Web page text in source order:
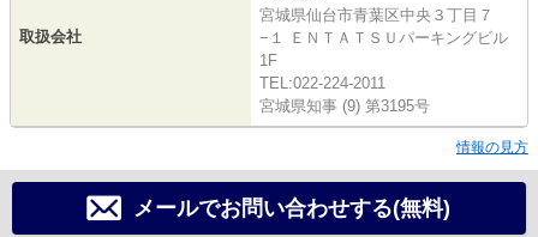
取扱会社
宮城県仙台市青葉区中央３丁目７
−１ ＥＮＴＡＴＳＵパーキングビル
1F
TEL:022-224-2011
宮城県知事 (9) 第3195号
情報の見方
メールでお問い合わせする(無料)